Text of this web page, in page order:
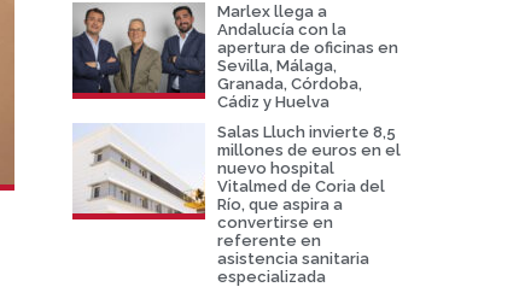
Marlex llega a
Andalucía con la
apertura de oficinas en
Sevilla, Málaga,
Granada, Córdoba,
Cádiz y Huelva
Salas Lluch invierte 8,5
millones de euros en el
nuevo hospital
Vitalmed de Coria del
Río, que aspira a
convertirse en
referente en
asistencia sanitaria
especializada